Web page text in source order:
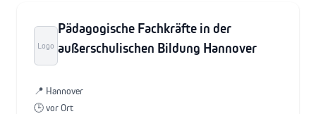
Logo
Pädagogische Fachkräfte in der
außerschulischen Bildung Hannover
📍 Hannover
🕒 vor Ort